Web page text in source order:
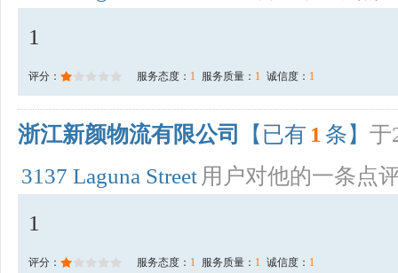
1
评分： 服务态度： 1 服务质量： 1 诚信度： 1
浙江新颜物流有限公司 【已有 1 条】 于
3137 Laguna Street 用户对他的一条点
1
评分： 服务态度： 1 服务质量： 1 诚信度： 1